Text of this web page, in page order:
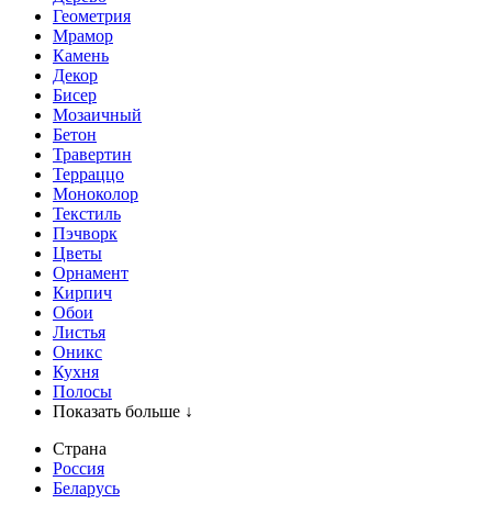
Геометрия
Мрамор
Камень
Декор
Бисер
Мозаичный
Бетон
Травертин
Терраццо
Моноколор
Текстиль
Пэчворк
Цветы
Орнамент
Кирпич
Обои
Листья
Оникс
Кухня
Полосы
Показать больше ↓
Страна
Россия
Беларусь